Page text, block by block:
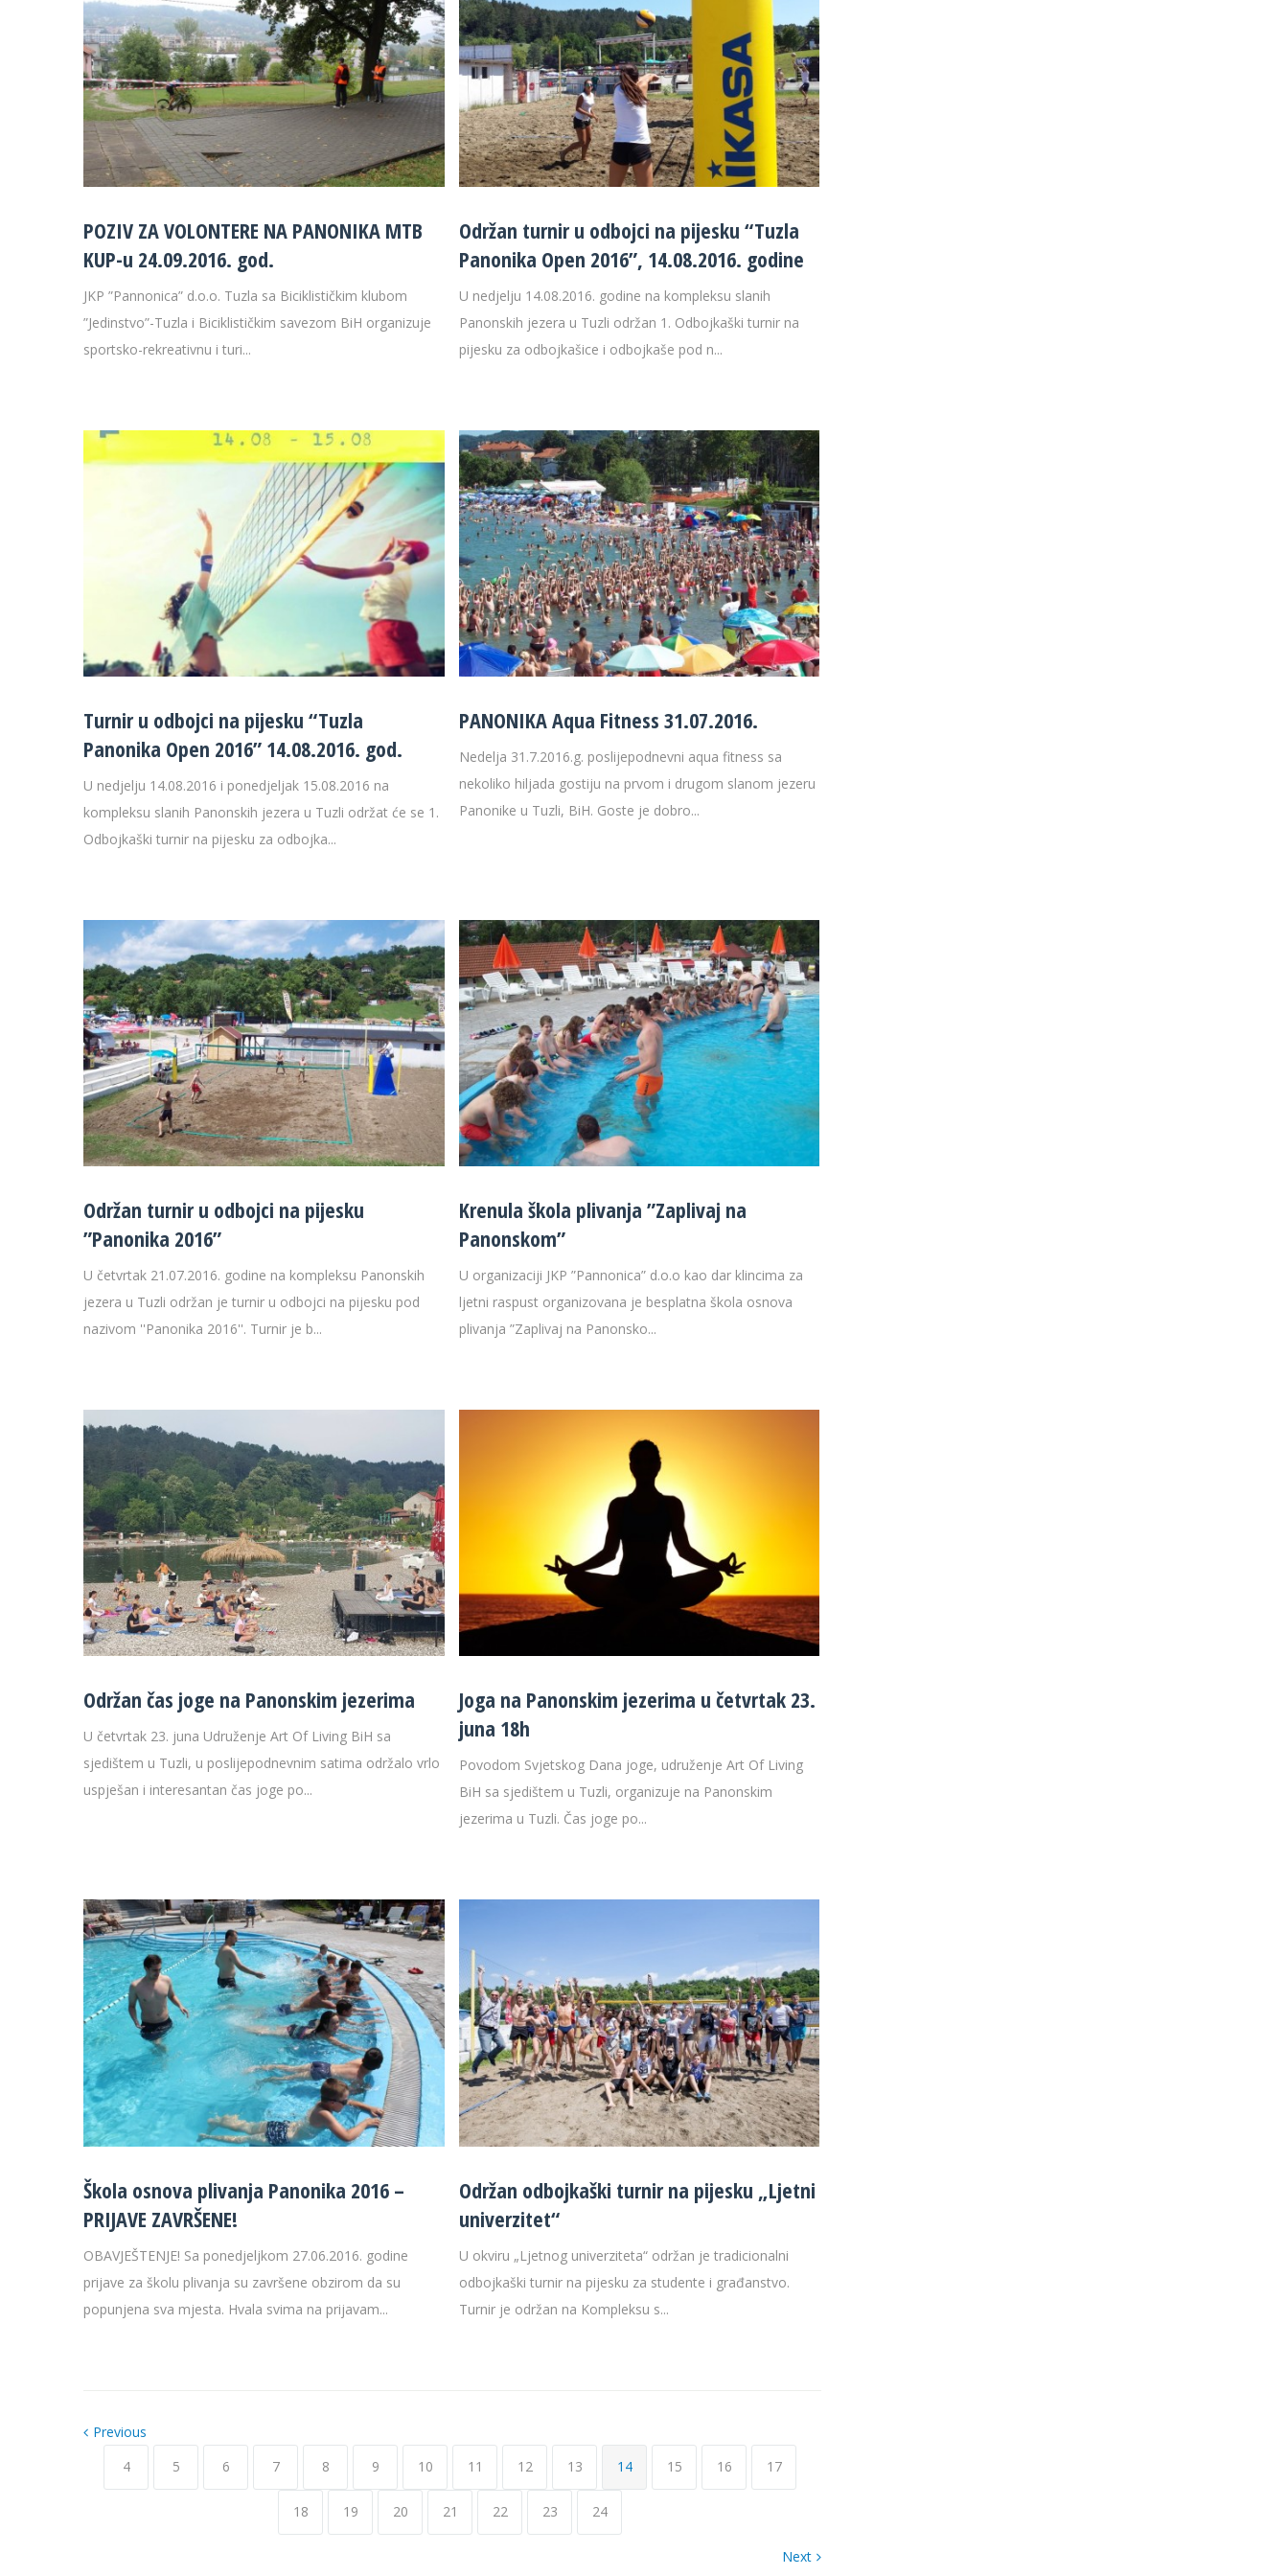
POZIV ZA VOLONTERE NA PANONIKA MTB
KUP-u 24.09.2016. god.
JKP ”Pannonica” d.o.o. Tuzla sa Biciklističkim klubom
”Jedinstvo”-Tuzla i Biciklističkim savezom BiH organizuje
sportsko-rekreativnu i turi...
Održan turnir u odbojci na pijesku “Tuzla
Panonika Open 2016”, 14.08.2016. godine
U nedjelju 14.08.2016. godine na kompleksu slanih
Panonskih jezera u Tuzli održan 1. Odbojkaški turnir na
pijesku za odbojkašice i odbojkaše pod n...
Turnir u odbojci na pijesku “Tuzla
Panonika Open 2016” 14.08.2016. god.
U nedjelju 14.08.2016 i ponedjeljak 15.08.2016 na
kompleksu slanih Panonskih jezera u Tuzli održat će se 1.
Odbojkaški turnir na pijesku za odbojka...
PANONIKA Aqua Fitness 31.07.2016.
Nedelja 31.7.2016.g. poslijepodnevni aqua fitness sa
nekoliko hiljada gostiju na prvom i drugom slanom jezeru
Panonike u Tuzli, BiH. Goste je dobro...
Održan turnir u odbojci na pijesku
”Panonika 2016”
U četvrtak 21.07.2016. godine na kompleksu Panonskih
jezera u Tuzli održan je turnir u odbojci na pijesku pod
nazivom ''Panonika 2016''. Turnir je b...
Krenula škola plivanja ”Zaplivaj na
Panonskom”
U organizaciji JKP ”Pannonica” d.o.o kao dar klincima za
ljetni raspust organizovana je besplatna škola osnova
plivanja ”Zaplivaj na Panonsko...
Održan čas joge na Panonskim jezerima
U četvrtak 23. juna Udruženje Art Of Living BiH sa
sjedištem u Tuzli, u poslijepodnevnim satima održalo vrlo
uspješan i interesantan čas joge po...
Joga na Panonskim jezerima u četvrtak 23.
juna 18h
Povodom Svjetskog Dana joge, udruženje Art Of Living
BiH sa sjedištem u Tuzli, organizuje na Panonskim
jezerima u Tuzli. Čas joge po...
Škola osnova plivanja Panonika 2016 –
PRIJAVE ZAVRŠENE!
OBAVJEŠTENJE! Sa ponedjeljkom 27.06.2016. godine
prijave za školu plivanja su završene obzirom da su
popunjena sva mjesta. Hvala svima na prijavam...
Održan odbojkaški turnir na pijesku „Ljetni
univerzitet“
U okviru „Ljetnog univerziteta“ održan je tradicionalni
odbojkaški turnir na pijesku za studente i građanstvo.
Turnir je održan na Kompleksu s...
Previous
4
5 6 7 8 9 10 11 12 13 14 15 16 17
18 19 20 21 22 23 24
Next